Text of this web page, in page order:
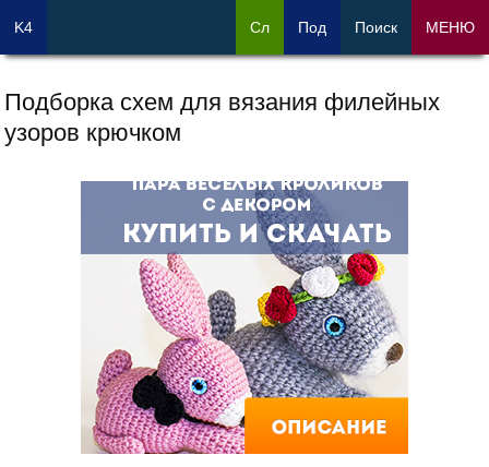
Подборка схем для вязания филейных
узоров крючком
K4 Сл Под Поиск МЕНЮ